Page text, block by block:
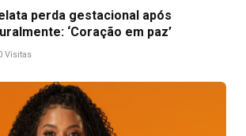
perda gestacional após
‘Coração em paz’
Visitas